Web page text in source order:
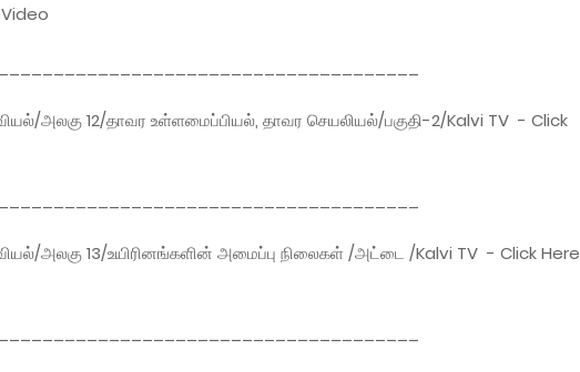
அலகு 12/தாவர உள்ளமைப்பியல், தாவர செயலியல்/பகுதி-2/Kalvi TV - Click
அலகு 13/உயிரினங்களின் அமைப்பு நிலைகள் /அட்டை /Kalvi TV - Click Here